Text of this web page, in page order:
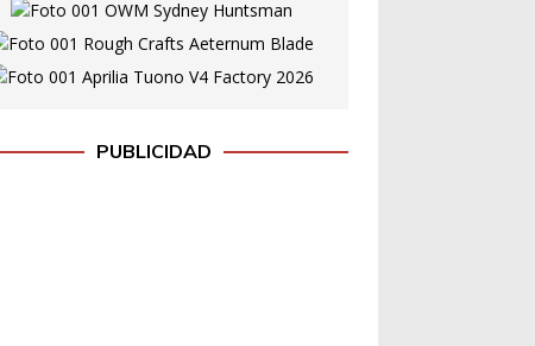
PUBLICIDAD